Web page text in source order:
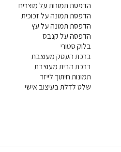
הדפסת תמונות על מוצרים
הדפסת תמונה על זכוכית
הדפסת תמונה על עץ
הדפסה על קנבס
בלוק סטורי
ברכת העסק מעוצבת
ברכת הבית מעוצבת
תמונות חיתוך לייזר
שלט לדלת בעיצוב אישי